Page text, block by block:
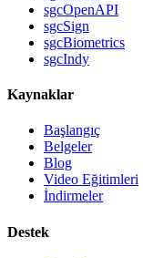
sgcOpenAPI
sgcSign
sgcBiometrics
sgcIndy
Kaynaklar
Başlangıç
Belgeler
Blog
Video Eğitimleri
İndirmeler
Destek